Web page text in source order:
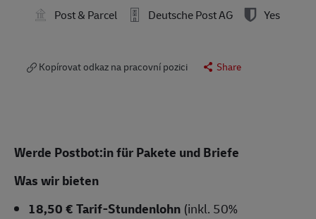
Post & Parcel
Deutsche Post AG Yes
Kopírovat odkaz na pracovní pozici Share
Werde Postbot:in für Pakete und Briefe
Was wir bieten
18,50 € Tarif-Stundenlohn (inkl. 50%